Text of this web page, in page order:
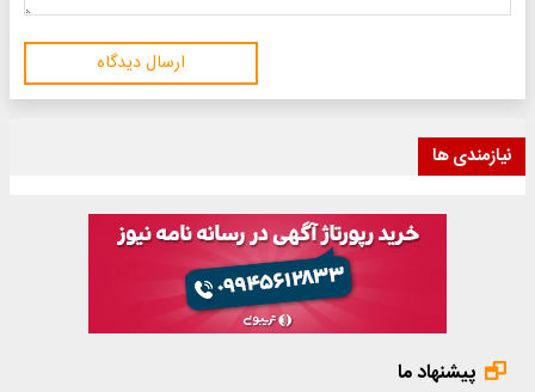
ارسال دیدگاه
نیازمندی ها
پیشنهاد ما